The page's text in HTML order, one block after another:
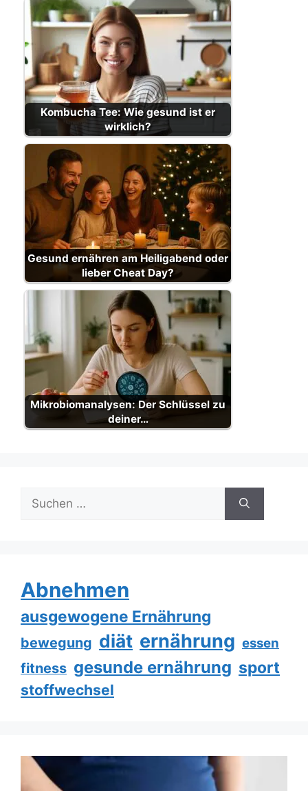
Kombucha Tee: Wie gesund ist er
wirklich?
Gesund ernähren am Heiligabend oder
lieber Cheat Day?
Mikrobiomanalysen: Der Schlüssel zu
deiner…
nach:
Abnehmen
ausgewogene Ernährung
bewegung diät ernährung essen
fitness gesunde ernährung sport
stoffwechsel